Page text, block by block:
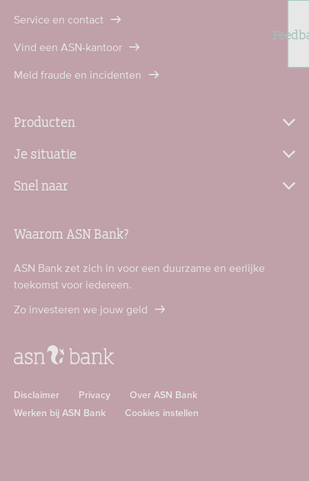
Service en contact
Vind een ASN-kantoor
Meld fraude en incidenten
Producten
Je situatie
Snel naar
Waarom ASN Bank?
ASN Bank zet zich in voor een duurzame en eerlijke
toekomst voor iedereen.
Zo investeren we jouw geld
Disclaimer Privacy
Over ASN Bank
Werken bij ASN Bank
Cookies instellen